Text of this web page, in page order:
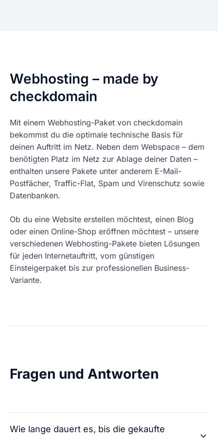
Webhosting – made by
checkdomain
Mit einem Webhosting-Paket von checkdomain
bekommst du die optimale technische Basis für
deinen Auftritt im Netz. Neben dem Webspace – dem
benötigten Platz im Netz zur Ablage deiner Daten –
enthalten unsere Pakete unter anderem E-Mail-
Postfächer, Traffic-Flat, Spam und Virenschutz sowie
Datenbanken.
Ob du eine Website erstellen möchtest, einen Blog
oder einen Online-Shop eröffnen möchtest – unsere
verschiedenen Webhosting-Pakete bieten Lösungen
für jeden Internetauftritt, vom günstigen
Einsteigerpaket bis zur professionellen Business-
Variante.
Fragen und Antworten
Wie lange dauert es, bis die gekaufte